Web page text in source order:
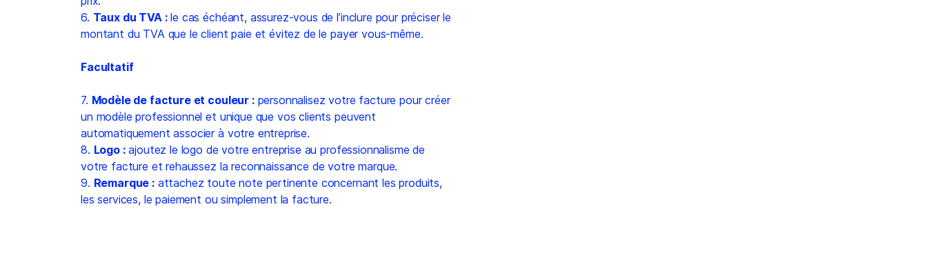
6. Taux du TVA :le cas échéant, assurez-vous de l’inclure pour préciser le
montant du TVA que le client paie et évitez de le payer vous-même.
Facultatif
7. Modèle de facture et couleur :personnalisez votre facture pour créer
un modèle professionnel et unique que vos clients peuvent
automatiquement associer à votre entreprise.
8. Logo :ajoutez le logo de votre entreprise au professionnalisme de
votre facture et rehaussez la reconnaissance de votre marque.
9. Remarque :attachez toute note pertinente concernant les produits,
les services, le paiement ou simplement la facture.